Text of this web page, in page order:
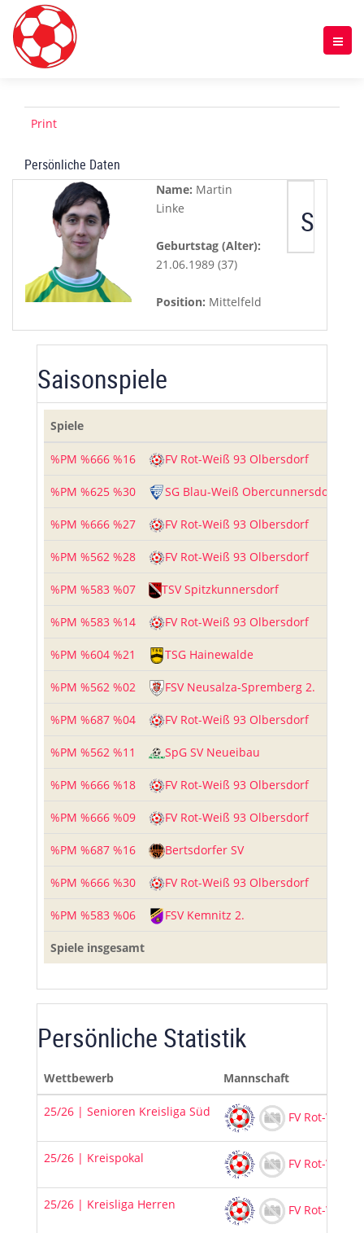
Print
Persönliche Daten
Name: Martin
Linke
Geburtstag (Alter):
21.06.1989 (37)
Position: Mittelfeld
Saisonspiele
Spiele
%PM %666 %16 FV Rot-Weiß 93 Olbersdorf
%PM %625 %30 SG Blau-Weiß Obercunnersdorf
%PM %666 %27 FV Rot-Weiß 93 Olbersdorf
%PM %562 %28 FV Rot-Weiß 93 Olbersdorf
%PM %583 %07 TSV Spitzkunnersdorf
%PM %583 %14 FV Rot-Weiß 93 Olbersdorf
%PM %604 %21 TSG Hainewalde
%PM %562 %02 FSV Neusalza-Spremberg 2.
%PM %687 %04 FV Rot-Weiß 93 Olbersdorf
%PM %562 %11 SpG SV Neueibau
%PM %666 %18 FV Rot-Weiß 93 Olbersdorf
%PM %666 %09 FV Rot-Weiß 93 Olbersdorf
%PM %687 %16 Bertsdorfer SV
%PM %666 %30 FV Rot-Weiß 93 Olbersdorf
%PM %583 %06 FSV Kemnitz 2.
Spiele insgesamt
Persönliche Statistik
Wettbewerb Mannschaft
25/26 | Senioren Kreisliga Süd FV Rot-Weiß
25/26 | Kreispokal FV Rot-Weiß
25/26 | Kreisliga Herren FV Rot-Weiß